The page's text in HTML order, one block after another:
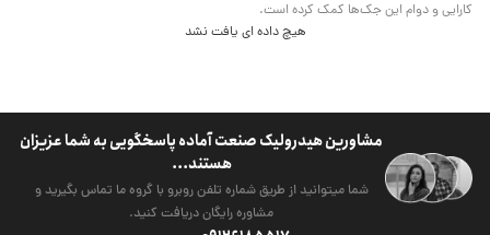
کارایی و دوام این جک‌ها کمک کرده است.
هیچ داده ای یافت نشد
مشاورین هیدرولیک صنعت آماده پاسخگویی به شما عزیزان
هستند...
شما میتوانید از طریق شماره تلفن روبرو با گروه ما تماس بگیرید و
مشاوره رایگان دریافت کنید.